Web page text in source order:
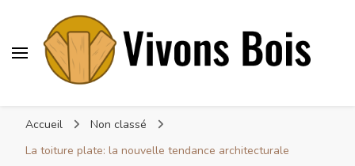
Accueil
Non classé
La toiture plate: la nouvelle tendance architecturale